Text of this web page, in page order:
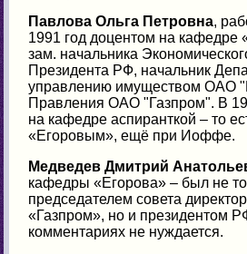
Павлова Ольга Петровна,
1991 год доцентом на кафедре
зам. начальника
Президента РФ, начальник
управлению имуществом ОАО
Правления ОАО "Газпром". В
на кафедре аспиранткой – то
«Егоровым», ещё при Иоффе.
Медведев Дмитрий
кафедры «Егорова» – был не
председателем совета
«Газпром», но и президентом
комментариях не нуждается.